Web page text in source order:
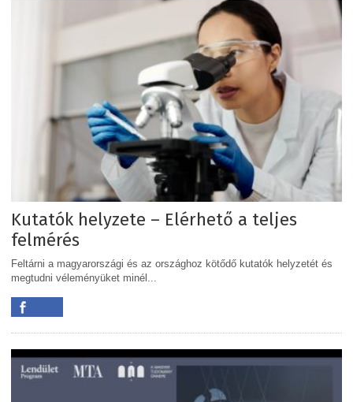
Kutatók helyzete – Elérhető a teljes
felmérés
Feltárni a magyarországi és az országhoz kötődő kutatók helyzetét és
megtudni véleményüket minél...